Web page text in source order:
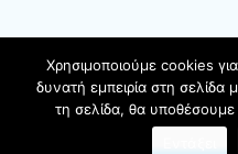
Χρησιμοποιούμε cookies
δυνατή εμπειρία στη σελίδα
τη σελίδα, θα υποθέσουμε